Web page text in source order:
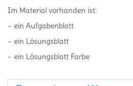
Im Material vorhanden ist:
– ein Aufgabenblatt
– ein Lösungsblatt
– ein Lösungsblatt Farbe